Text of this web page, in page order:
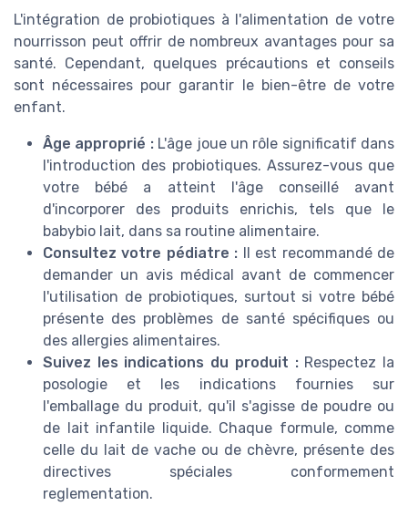
L'intégration de probiotiques à l'alimentation de votre
nourrisson peut offrir de nombreux avantages pour sa
santé. Cependant, quelques précautions et conseils
sont nécessaires pour garantir le bien-être de votre
enfant.
Âge approprié :L'âge joue un rôle significatif dans
l'introduction des probiotiques. Assurez-vous que
votre bébé a atteint l'âge conseillé avant
d'incorporer des produits enrichis, tels que le
babybio lait, dans sa routine alimentaire.
Consultez votre pédiatre : Il est recommandé de
demander un avis médical avant de commencer
l'utilisation de probiotiques, surtout si votre bébé
présente des problèmes de santé spécifiques ou
des allergies alimentaires.
Suivez les indications du produit :Respectez la
posologie et les indications fournies sur
l'emballage du produit, qu'il s'agisse de poudre ou
de lait infantile liquide. Chaque formule, comme
celle du lait de vache ou de chèvre, présente des
directives spéciales conformement
reglementation.